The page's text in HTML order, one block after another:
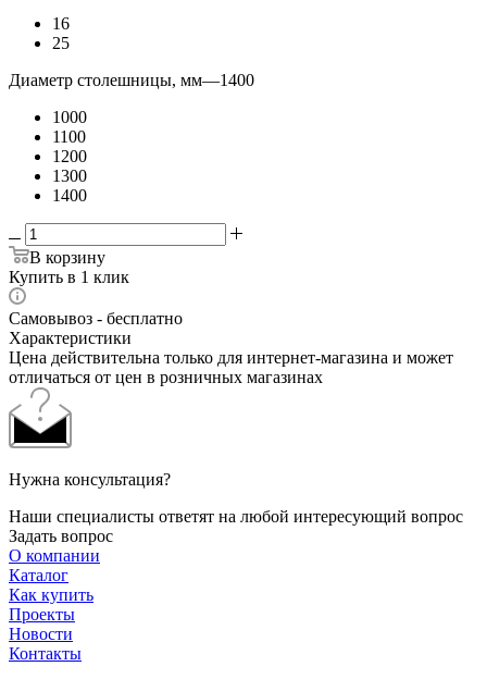
16
25
Диаметр столешницы, мм—1400
1000
1100
1200
1300
1400
В корзину
Купить в 1 клик
Самовывоз - бесплатно
Характеристики
Цена действительна только для интернет-магазина и может
отличаться от цен в розничных магазинах
Нужна консультация?
Наши специалисты ответят на любой интересующий вопрос
Задать вопрос
О компании
Каталог
Как купить
Проекты
Новости
Контакты